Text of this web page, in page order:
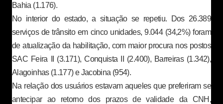
Bahia (1.176).
No interior do estado, a situação se repetiu. Dos 26.389
serviços de trânsito em cinco unidades, 9.044 (34,2%) foram
de atualização da habilitação, com maior procura nos postos
SAC Feira II (3.171), Conquista II (2.400), Barreiras (1.342),
Alagoinhas (1.177) e Jacobina (954).
Na relação dos usuários estavam aqueles que preferiram se
antecipar ao retorno dos prazos de validade da CNH,